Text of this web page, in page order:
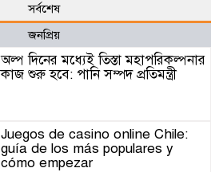
সর্বশেষ
জনপ্রিয়
অল্প দিনের মধ্যেই তিস্তা মহাপরিকল্পনার
কাজ শুরু হবে: পানি সম্পদ প্রতিমন্ত্রী
Juegos de casino online Chile:
guía de los más populares y
cómo empezar